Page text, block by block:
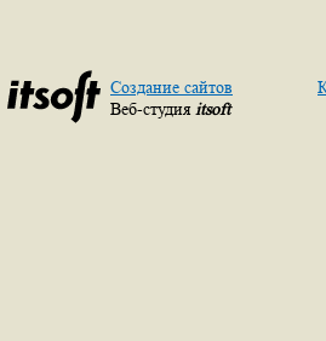
Создание сайтов
Веб-студия itsoft